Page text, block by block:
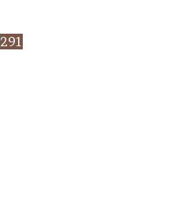
291